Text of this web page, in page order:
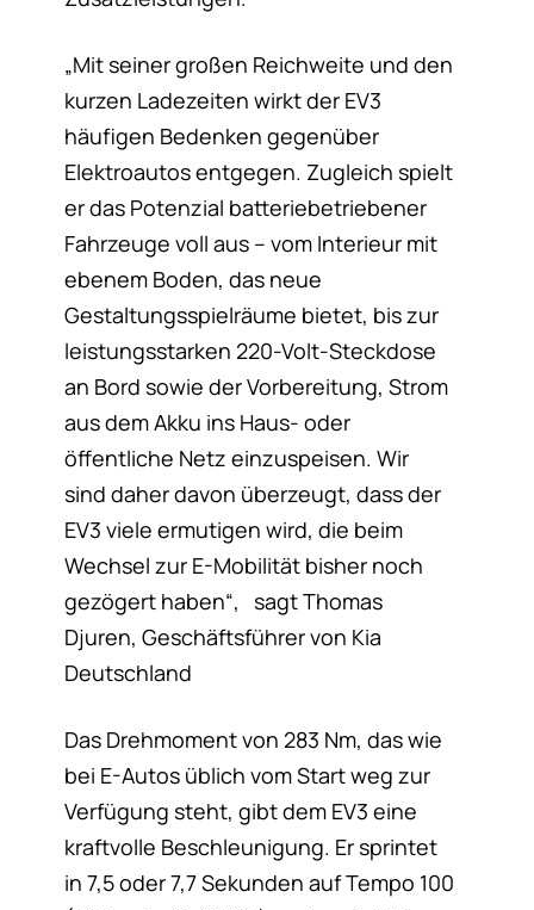
„Mit seiner großen Reichweite und den
kurzen Ladezeiten wirkt der EV3
häufigen Bedenken gegenüber
Elektroautos entgegen. Zugleich spielt
er das Potenzial batteriebetriebener
Fahrzeuge voll aus – vom Interieur mit
ebenem Boden, das neue
Gestaltungsspielräume bietet, bis zur
leistungsstarken 220-Volt-Steckdose
an Bord sowie der Vorbereitung, Strom
aus dem Akku ins Haus- oder
öffentliche Netz einzuspeisen. Wir
sind daher davon überzeugt, dass der
EV3 viele ermutigen wird, die beim
Wechsel zur E-Mobilität bisher noch
gezögert haben“, sagt Thomas
Djuren, Geschäftsführer von Kia
Deutschland
Das Drehmoment von 283 Nm, das wie
bei E-Autos üblich vom Start weg zur
Verfügung steht, gibt dem EV3 eine
kraftvolle Beschleunigung. Er sprintet
in 7,5 oder 7,7 Sekunden auf Tempo 100